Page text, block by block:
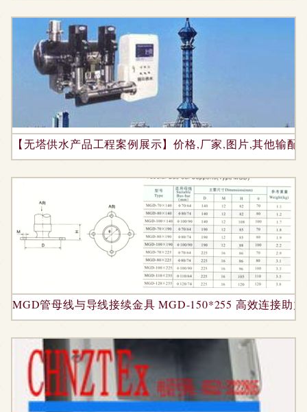
【无塔供水产品工程案例展示】价格,厂家,图片,其他输
MGD管母线与导线接续金具 MGD-150*255 高效连接助